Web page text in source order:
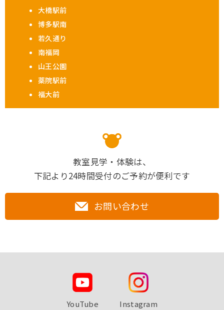
大橋駅前
博多駅南
若久通り
南福岡
山王公園
薬院駅前
福大前
教室見学・体験は、
下記より24時間受付のご予約が便利です
お問い合わせ
YouTube Instagram